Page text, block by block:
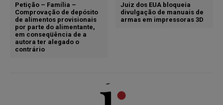
Petição – Família –
Comprovação de depósito
de alimentos provisionais
por parte do alimentante,
em conseqüência de a
autora ter alegado o
contrário
Juiz dos EUA bloqueia
divulgação de manuais de
armas em impressoras 3D